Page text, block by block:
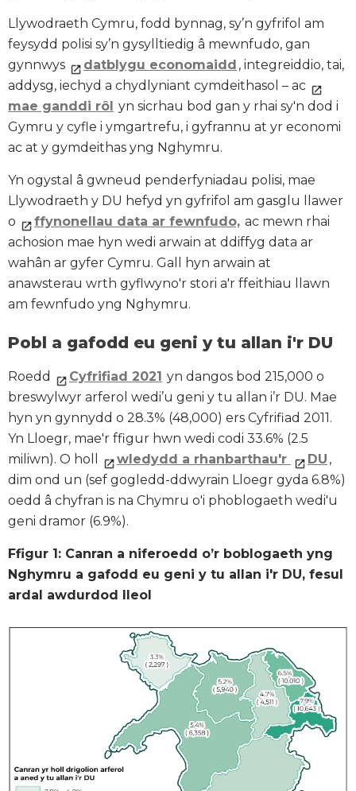
Llywodraeth Cymru, fodd bynnag, sy’n gyfrifol am
feysydd polisi sy’n gysylltiedig â mewnfudo, gan
gynnwys
datblygu economaidd , integreiddio, tai,
addysg, iechyd a chydlyniant cymdeithasol – ac
mae ganddi rôl yn sicrhau bod gan y rhai sy'n dod i
Gymru y cyfle i ymgartrefu, i gyfrannu at yr economi
ac at y gymdeithas yng Nghymru.
Yn ogystal â gwneud penderfyniadau polisi, mae
Llywodraeth y DU hefyd yn gyfrifol am gasglu llawer
o
ffynonellau data ar fewnfudo, ac mewn rhai
achosion mae hyn wedi arwain at ddiffyg data ar
wahân ar gyfer Cymru. Gall hyn arwain at
anawsterau wrth gyflwyno'r stori a'r ffeithiau llawn
am fewnfudo yng Nghymru.
Pobl a gafodd eu geni y tu allan i'r DU
Roedd Cyfrifiad 2021 yn dangos bod 215,000 o
breswylwyr arferol wedi’u geni y tu allan i’r DU. Mae
hyn yn gynnydd o 28.3% (48,000) ers Cyfrifiad 2011.
Yn Lloegr, mae'r ffigur hwn wedi codi 33.6% (2.5
miliwn). O holl
wledydd a rhanbarthau'r DU ,
dim ond un (sef gogledd-ddwyrain Lloegr gyda 6.8%)
oedd â chyfran is na Chymru o'i phoblogaeth wedi'u
geni dramor (6.9%).
Ffigur 1: Canran a niferoedd o’r boblogaeth yng
Nghymru a gafodd eu geni y tu allan i'r DU, fesul
ardal awdurdod lleol